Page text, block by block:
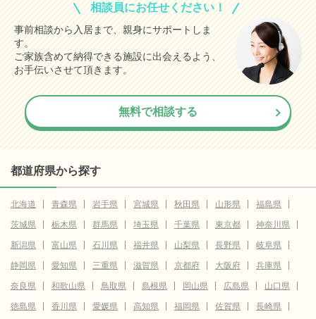
相談員にお任せください！
事前相談から入居まで、親身にサポートしま
す。
ご家族含めて納得できる施設に出会えるよう、
お手伝いさせて頂きます。
無料で相談する
都道府県から探す
北海道 青森県 岩手県 宮城県 秋田県 山形県
福島県
茨城県
栃木県 群馬県 埼玉県 千葉県 東京都
神奈川県
新潟県
富山県 石川県 福井県 山梨県 長野県
岐阜県
静岡県
愛知県 三重県 滋賀県 京都府 大阪府
兵庫県
奈良県
和歌山県 鳥取県 島根県 岡山県 広島県
山口県
徳島県
香川県 愛媛県 高知県 福岡県 佐賀県 長崎県